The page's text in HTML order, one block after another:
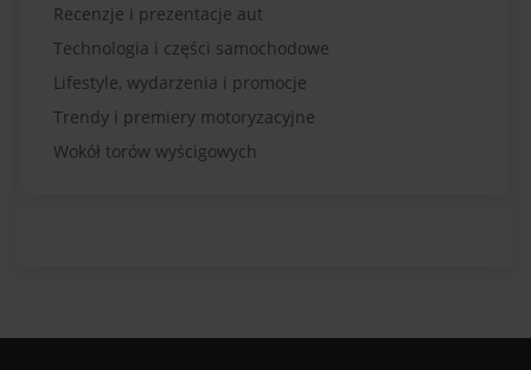
Recenzje i prezentacje aut
Technologia i części samochodowe
Lifestyle, wydarzenia i promocje
Trendy i premiery motoryzacyjne
Wokół torów wyścigowych